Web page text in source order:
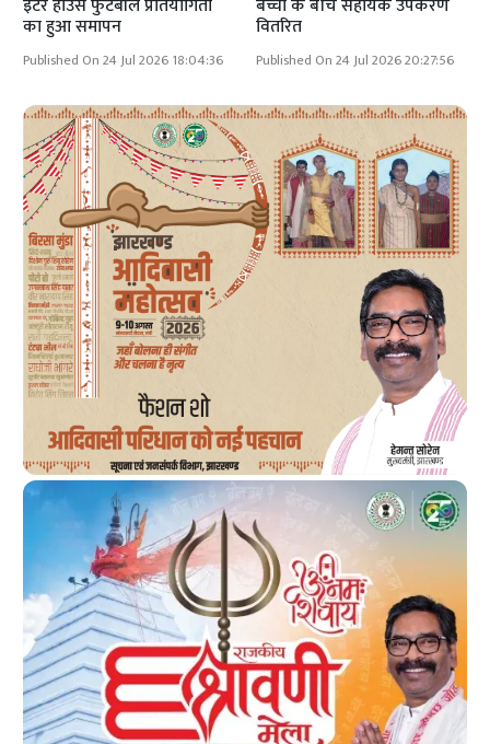
इंटर हाउस फुटबॉल प्रतियोगिता
का हुआ समापन
Published On 24 Jul 2026 18:04:36
बच्चों के बीच सहायक उपकरण
वितरित
Published On 24 Jul 2026 20:27:56